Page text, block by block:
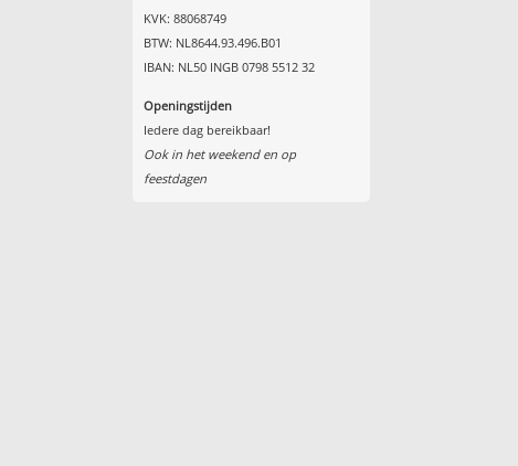
KVK: 88068749
BTW: NL8644.93.496.B01
IBAN: NL50 INGB 0798 5512 32
Openingstijden
Iedere dag bereikbaar!
Ook in het weekend en op
feestdagen